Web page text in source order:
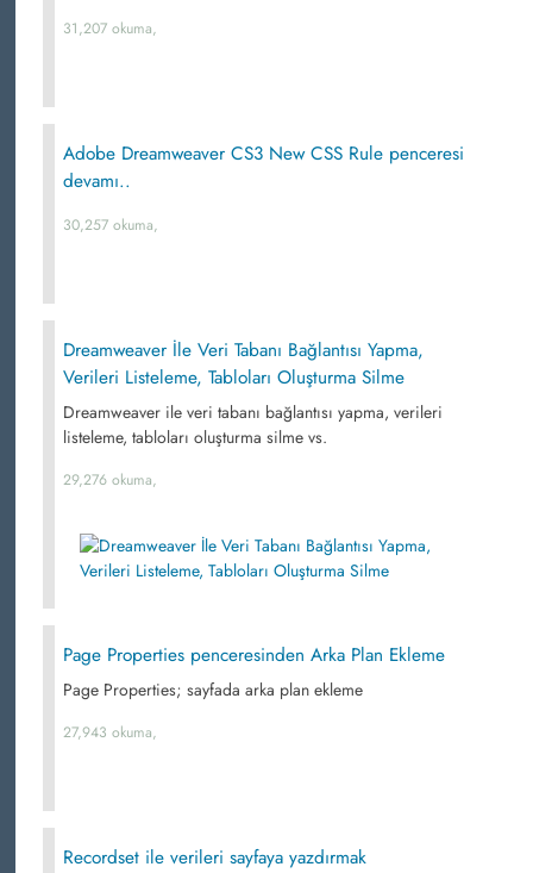
31,207 okuma,
Adobe Dreamweaver CS3 New CSS Rule penceresi
devamı..
30,257 okuma,
Dreamweaver İle Veri Tabanı Bağlantısı Yapma,
Verileri Listeleme, Tabloları Oluşturma Silme
Dreamweaver ile veri tabanı bağlantısı yapma, verileri
listeleme, tabloları oluşturma silme vs.
29,276 okuma,
Page Properties penceresinden Arka Plan Ekleme
Page Properties; sayfada arka plan ekleme
27,943 okuma,
Recordset ile verileri sayfaya yazdırmak